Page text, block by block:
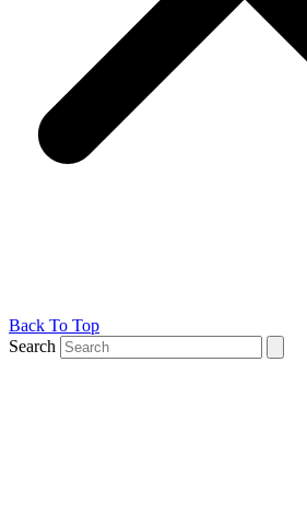
Back To Top
Search